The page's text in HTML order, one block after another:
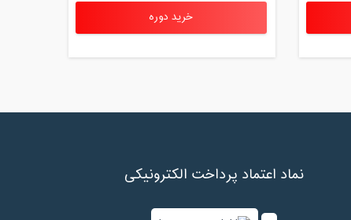
خرید دوره
نماد اعتماد پرداخت الکترونیکی